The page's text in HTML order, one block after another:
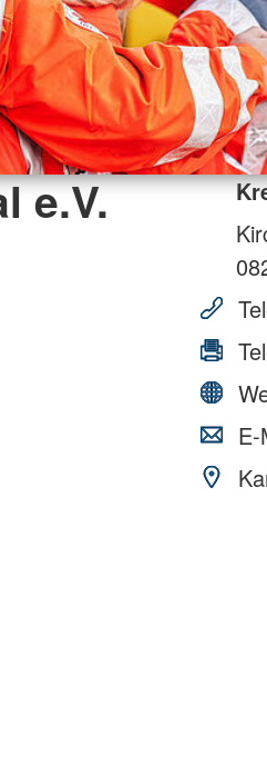
e.V.
E-